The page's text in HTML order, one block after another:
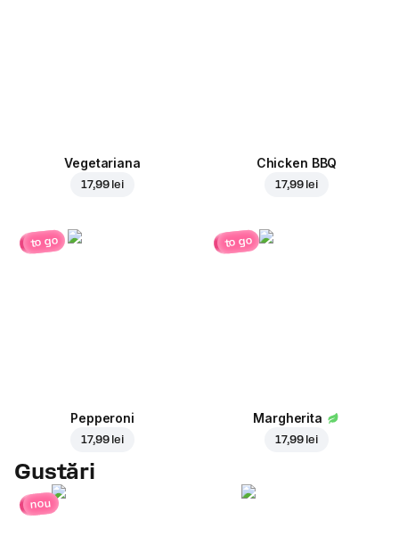
Vegetariana
17,99 lei
Chicken BBQ
17,99 lei
to go
Pepperoni
17,99 lei
to go
Margherita
17,99 lei
Gustări
nou